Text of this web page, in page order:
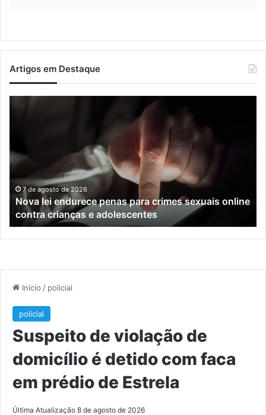
Artigos em Destaque
para
crimes
sexuais
online
contra
crianças
e
adolescentes
7 de agosto de 2026
Nova lei endurece penas para crimes sexuais online
contra crianças e adolescentes